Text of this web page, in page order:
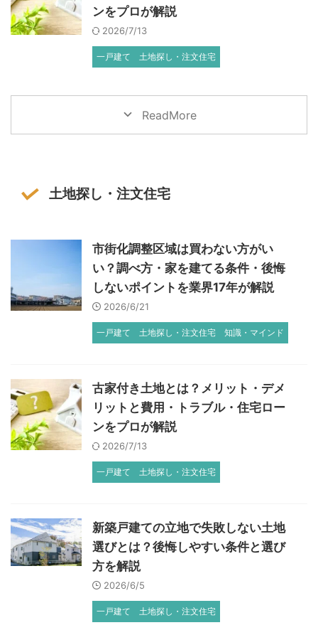
ンをプロが解説
2026/7/13
一戸建て 土地探し・注文住宅
ReadMore
土地探し・注文住宅
市街化調整区域は買わない方がい
い？調べ方・家を建てる条件・後悔
しないポイントを業界17年が解説
2026/6/21
一戸建て 土地探し・注文住宅 知識・マインド
古家付き土地とは？メリット・デメ
リットと費用・トラブル・住宅ロー
ンをプロが解説
2026/7/13
一戸建て 土地探し・注文住宅
新築戸建ての立地で失敗しない土地
選びとは？後悔しやすい条件と選び
方を解説
2026/6/5
一戸建て 土地探し・注文住宅